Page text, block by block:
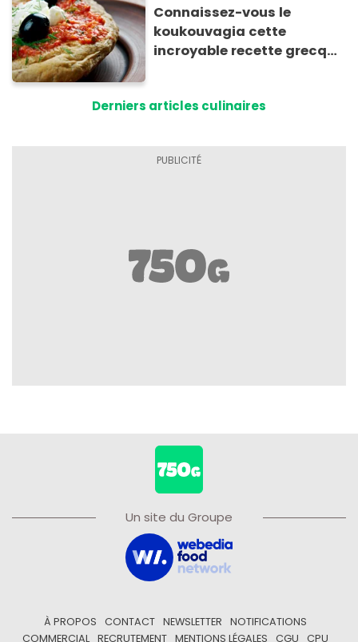
Connaissez-vous le
koukouvagia cette
incroyable recette grecque
Derniers articles culinaires
Un site du Groupe
À PROPOS CONTACT NEWSLETTER
NOTIFICATIONS
COMMERCIAL
RECRUTEMENT MENTIONS LÉGALES CGU CPU